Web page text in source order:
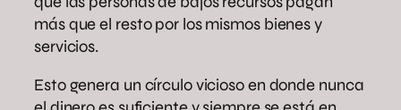
más que el resto por los mismos bienes y
servicios.
Esto genera un círculo vicioso en donde nunca